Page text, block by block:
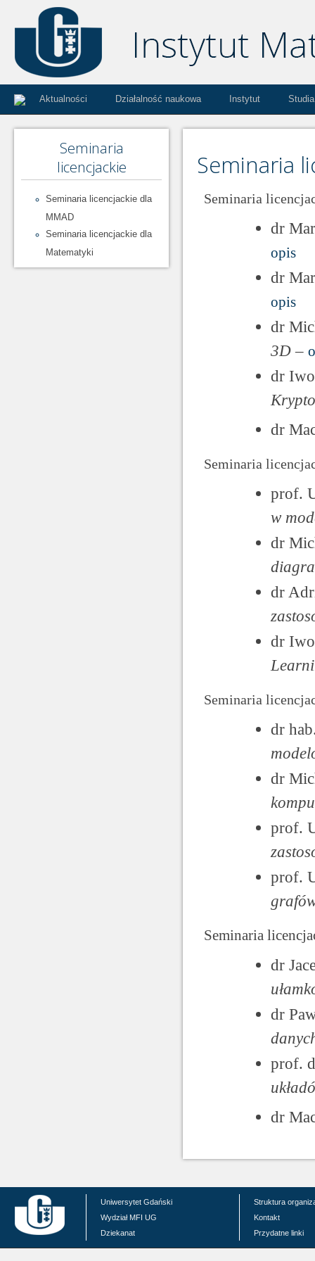
Aktualności Działalność naukowa Instytut Studia
Seminaria
licencjackie
Seminaria licencjackie dla
MMAD
Seminaria licencjackie dla
Matematyki
Seminaria
Seminaria
dr
opis
dr
opis
dr
3D–
dr
dr
Seminaria
prof.
w
dr
dr
dr
Seminaria
dr
dr
prof.
prof.
Seminaria
dr
dr
prof.
dr
Uniwersytet Gdański
Wydział MFI UG
Dziekanat
Struktura
Kontakt
Przydatne linki